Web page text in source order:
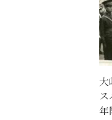
ス
年